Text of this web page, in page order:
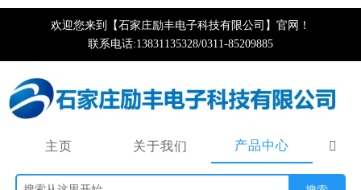
欢迎您来到【石家庄励丰电子科技有限公司】官网！
联系电话:13831135328/0311-85209885
主页 关于我们 产品中心